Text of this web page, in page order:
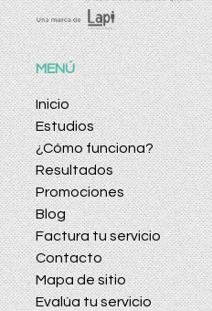
MENÚ
Inicio
Estudios
¿Cómo funciona?
Resultados
Promociones
Blog
Factura tu servicio
Contacto
Mapa de sitio
Evalúa tu servicio